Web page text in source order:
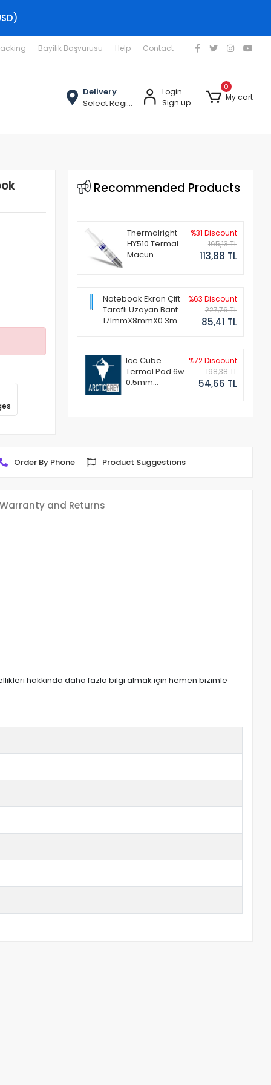
Bayilik Başvurusu Help Contact
Delivery
Select Region
Login
Sign up
0
My cart
Recommended Products
Thermalright
HY510 Termal
Macun
%31 Discount
165,13 TL
113,88 TL
Notebook Ekran Çift
Taraflı Uzayan Bant
171mmX8mmX0.3mm
%63 Discount
227,76 TL
85,41 TL
Ice Cube
Termal Pad 6w
0.5mm
%72 Discount
198,38 TL
54,66 TL
Order By Phone Product Suggestions
Warranty and Returns
hakkında daha fazla bilgi almak için hemen bizimle